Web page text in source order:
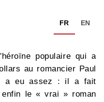
FR EN
populaire qui a
au romancier Paul
a eu assez : il a fait
le « vrai » roman